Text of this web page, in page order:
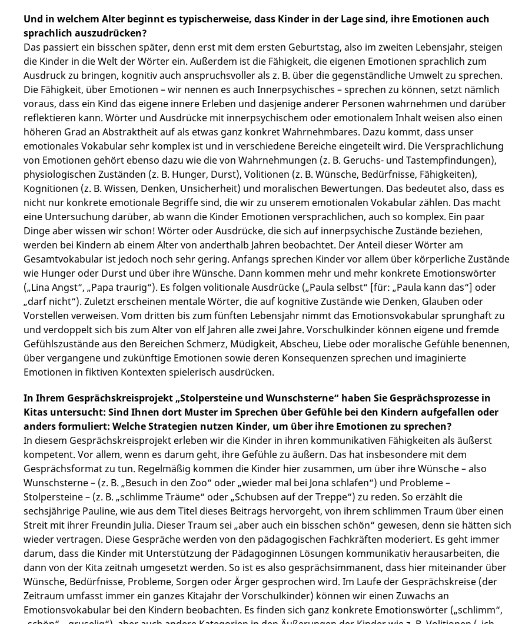
Und in welchem Alter beginnt es typischerweise, dass Kinder in der Lage sind, ihre Emotionen auch
sprachlich auszudrücken?
Das passiert ein bisschen später, denn erst mit dem ersten Geburtstag, also im zweiten Lebensjahr, steigen
die Kinder in die Welt der Wörter ein. Außerdem ist die Fähigkeit, die eigenen Emotionen sprachlich zum
Ausdruck zu bringen, kognitiv auch anspruchsvoller als z. B. über die gegenständliche Umwelt zu sprechen.
Die Fähigkeit, über Emotionen – wir nennen es auch Innerpsychisches – sprechen zu können, setzt nämlich
voraus, dass ein Kind das eigene innere Erleben und dasjenige anderer Personen wahrnehmen und darüber
reflektieren kann. Wörter und Ausdrücke mit innerpsychischem oder emotionalem Inhalt weisen also einen
höheren Grad an Abstraktheit auf als etwas ganz konkret Wahrnehmbares. Dazu kommt, dass unser
emotionales Vokabular sehr komplex ist und in verschiedene Bereiche eingeteilt wird. Die Versprachlichung
von Emotionen gehört ebenso dazu wie die von Wahrnehmungen (z. B. Geruchs- und Tastempfindungen),
physiologischen Zuständen (z. B. Hunger, Durst), Volitionen (z. B. Wünsche, Bedürfnisse, Fähigkeiten),
Kognitionen (z. B. Wissen, Denken, Unsicherheit) und moralischen Bewertungen. Das bedeutet also, dass es
nicht nur konkrete emotionale Begriffe sind, die wir zu unserem emotionalen Vokabular zählen. Das macht
eine Untersuchung darüber, ab wann die Kinder Emotionen versprachlichen, auch so komplex. Ein paar
Dinge aber wissen wir schon! Wörter oder Ausdrücke, die sich auf innerpsychische Zustände beziehen,
werden bei Kindern ab einem Alter von anderthalb Jahren beobachtet. Der Anteil dieser Wörter am
Gesamtvokabular ist jedoch noch sehr gering. Anfangs sprechen Kinder vor allem über körperliche Zustände
wie Hunger oder Durst und über ihre Wünsche. Dann kommen mehr und mehr konkrete Emotionswörter
(„Lina Angst“, „Papa traurig“). Es folgen volitionale Ausdrücke („Paula selbst“ [für: „Paula kann das“] oder
„darf nicht“). Zuletzt erscheinen mentale Wörter, die auf kognitive Zustände wie Denken, Glauben oder
Vorstellen verweisen. Vom dritten bis zum fünften Lebensjahr nimmt das Emotionsvokabular sprunghaft zu
und verdoppelt sich bis zum Alter von elf Jahren alle zwei Jahre. Vorschulkinder können eigene und fremde
Gefühlszustände aus den Bereichen Schmerz, Müdigkeit, Abscheu, Liebe oder moralische Gefühle benennen,
über vergangene und zukünftige Emotionen sowie deren Konsequenzen sprechen und imaginierte
Emotionen in fiktiven Kontexten spielerisch ausdrücken.
In Ihrem Gesprächskreisprojekt „Stolpersteine und Wunschsterne“ haben Sie Gesprächsprozesse in
Kitas untersucht: Sind Ihnen dort Muster im Sprechen über Gefühle bei den Kindern aufgefallen oder
anders formuliert: Welche Strategien nutzen Kinder, um über ihre Emotionen zu sprechen?
In diesem Gesprächskreisprojekt erleben wir die Kinder in ihren kommunikativen Fähigkeiten als äußerst
kompetent. Vor allem, wenn es darum geht, ihre Gefühle zu äußern. Das hat insbesondere mit dem
Gesprächsformat zu tun. Regelmäßig kommen die Kinder hier zusammen, um über ihre Wünsche – also
Wunschsterne – (z. B. „Besuch in den Zoo“ oder „wieder mal bei Jona schlafen“) und Probleme –
Stolpersteine – (z. B. „schlimme Träume“ oder „Schubsen auf der Treppe“) zu reden. So erzählt die
sechsjährige Pauline, wie aus dem Titel dieses Beitrags hervorgeht, von ihrem schlimmen Traum über einen
Streit mit ihrer Freundin Julia. Dieser Traum sei „aber auch ein bisschen schön“ gewesen, denn sie hätten sich
wieder vertragen. Diese Gespräche werden von den pädagogischen Fachkräften moderiert. Es geht immer
darum, dass die Kinder mit Unterstützung der Pädagoginnen Lösungen kommunikativ herausarbeiten, die
dann von der Kita zeitnah umgesetzt werden. So ist es also gesprächsimmanent, dass hier miteinander über
Wünsche, Bedürfnisse, Probleme, Sorgen oder Ärger gesprochen wird. Im Laufe der Gesprächskreise (der
Zeitraum umfasst immer ein ganzes Kitajahr der Vorschulkinder) können wir einen Zuwachs an
Emotionsvokabular bei den Kindern beobachten. Es finden sich ganz konkrete Emotionswörter („schlimm“,